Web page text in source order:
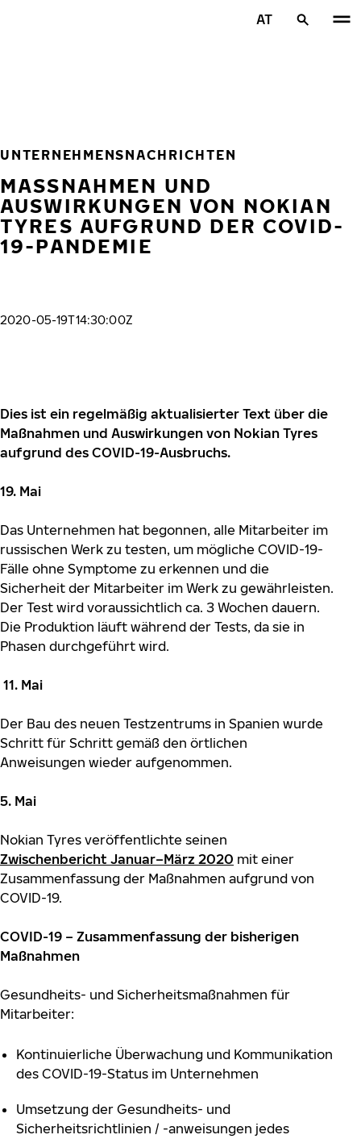
AT
UNTERNEHMENSNACHRICHTEN
MASSNAHMEN UND
AUSWIRKUNGEN VON NOKIAN
TYRES AUFGRUND DER COVID-
19-PANDEMIE
2020-05-19T14:30:00Z
Dies ist ein regelmäßig aktualisierter Text über die
Maßnahmen und Auswirkungen von Nokian Tyres
aufgrund des COVID-19-Ausbruchs.
19. Mai
Das Unternehmen hat begonnen, alle Mitarbeiter im
russischen Werk zu testen, um mögliche COVID-19-
Fälle ohne Symptome zu erkennen und die
Sicherheit der Mitarbeiter im Werk zu gewährleisten.
Der Test wird voraussichtlich ca. 3 Wochen dauern.
Die Produktion läuft während der Tests, da sie in
Phasen durchgeführt wird.
11. Mai
Der Bau des neuen Testzentrums in Spanien wurde
Schritt für Schritt gemäß den örtlichen
Anweisungen wieder aufgenommen.
5. Mai
Nokian Tyres veröffentlichte seinen
Zwischenbericht Januar–März 2020 mit einer
Zusammenfassung der Maßnahmen aufgrund von
COVID-19.
COVID-19 – Zusammenfassung der bisherigen
Maßnahmen
Gesundheits- und Sicherheitsmaßnahmen für
Mitarbeiter:
Kontinuierliche Überwachung und Kommunikation
des COVID-19-Status im Unternehmen
Umsetzung der Gesundheits- und
Sicherheitsrichtlinien / -anweisungen jedes